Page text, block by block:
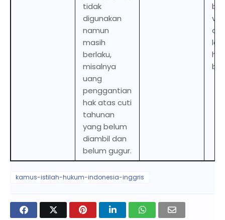
tidak
digunakan
namun
masih
berlaku,
misalnya
uang
penggantian
hak atas cuti
tahunan
yang belum
diambil dan
belum gugur.
as
kamus-istilah-hukum-indonesia-inggris